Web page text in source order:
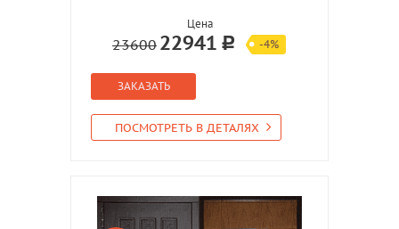
Цена
23600 22941 -4%
ЗАКАЗАТЬ
ПОСМОТРЕТЬ В ДЕТАЛЯХ